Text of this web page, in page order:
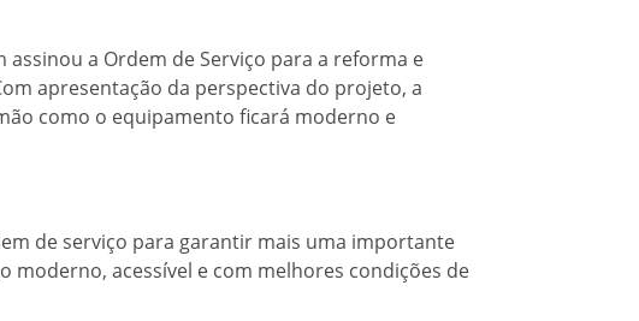
a Ordem de Serviço para a reforma e
apresentação da perspectiva do projeto, a
como o equipamento ficará moderno e
de serviço para garantir mais uma importante
acessível e com melhores condições de